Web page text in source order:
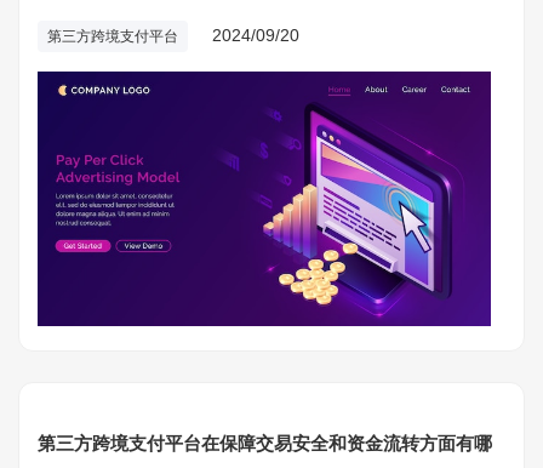
第三方跨境支付平台 2024/09/20
第三方跨境支付平台在保障交易安全和资金流转方面有哪